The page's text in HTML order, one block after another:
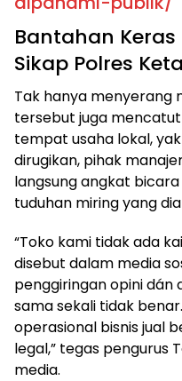
Bantahan
Sikap Polres
Tak hanya menyerang
tersebut juga
tempat usaha lokal,
dirugikan, pihak
langsung angkat
tuduhan miring yang
“Toko kami tidak ada
disebut dalam media
penggiringan opini dán
sama sekali tidak
operasional bisnis jual
legal,” tegas pengurus
media.